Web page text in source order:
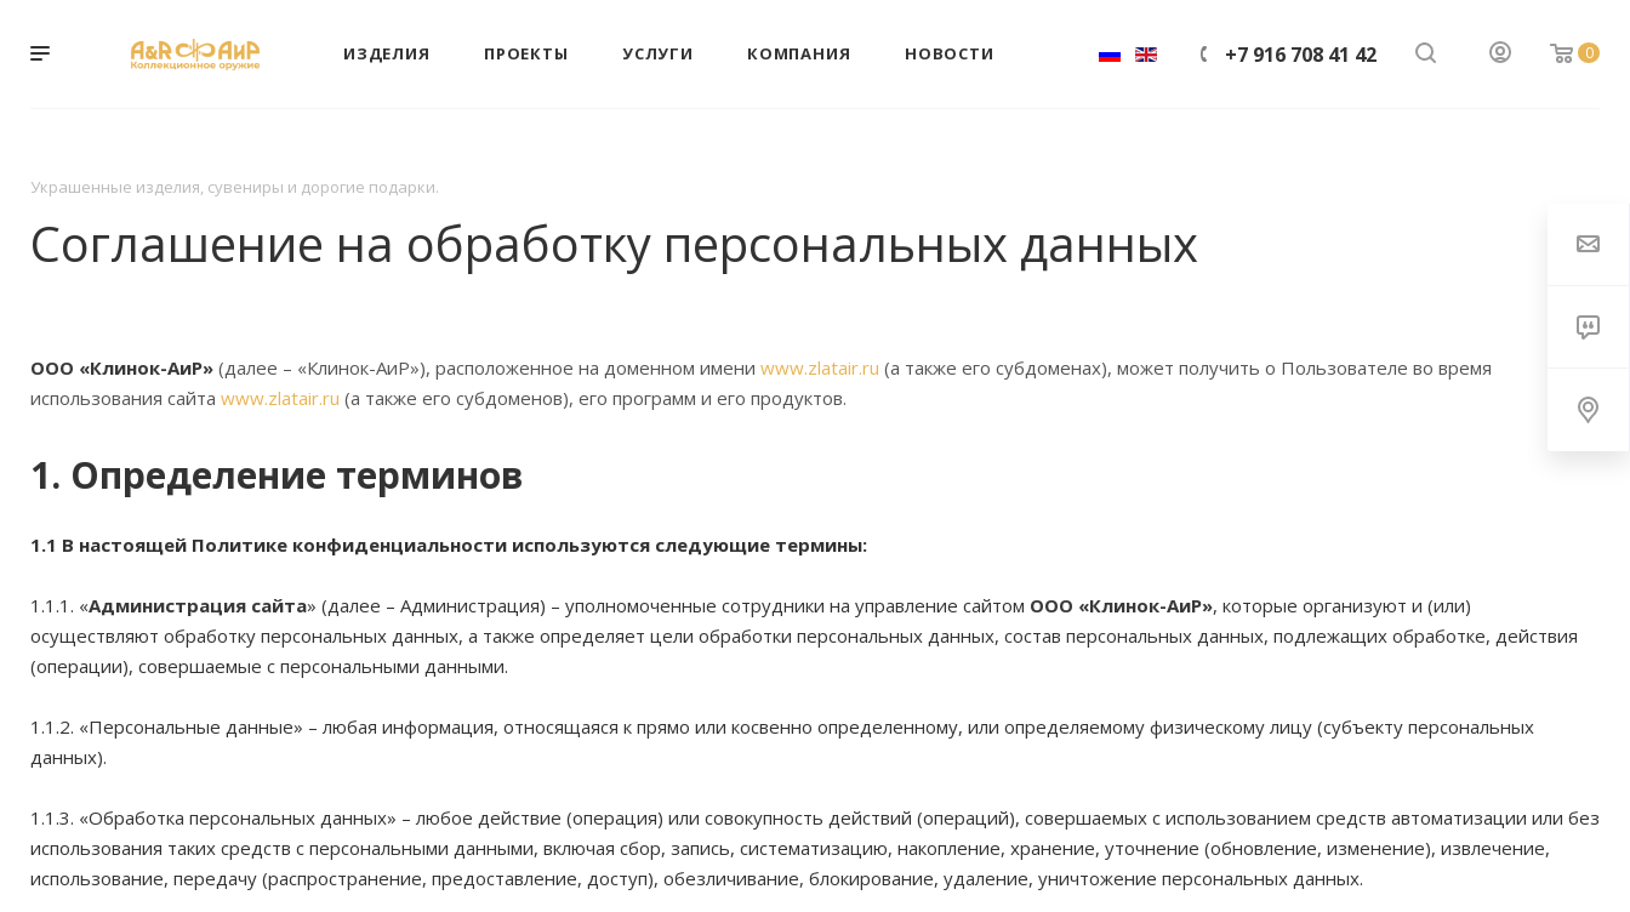
0
+7 916 708 41 42
ИЗДЕЛИЯ ПРОЕКТЫ УСЛУГИ КОМПАНИЯ НОВОСТИ
Украшенные изделия, сувениры и дорогие подарки.
Соглашение на обработку персональных данных
ООО «Клинок-АиР» (далее – «Клинок-АиР»), расположенное на доменном имени www.zlatair.ru (а также его субдоменах), может получить о Пользователе во время
использования сайта www.zlatair.ru (а также его субдоменов), его программ и его продуктов.
1. Определение терминов
1.1 В настоящей Политике конфиденциальности используются следующие термины:
1.1.1. «Администрация сайта» (далее – Администрация) – уполномоченные сотрудники на управление сайтом ООО «Клинок-АиР», которые организуют и (или)
осуществляют обработку персональных данных, а также определяет цели обработки персональных данных, состав персональных данных, подлежащих обработке, действия
(операции), совершаемые с персональными данными.
1.1.2. «Персональные данные» – любая информация, относящаяся к прямо или косвенно определенному, или определяемому физическому лицу (субъекту персональных
данных).
1.1.3. «Обработка персональных данных» – любое действие (операция) или совокупность действий (операций), совершаемых с использованием средств автоматизации или без
использования таких средств с персональными данными, включая сбор, запись, систематизацию, накопление, хранение, уточнение (обновление, изменение), извлечение,
использование, передачу (распространение, предоставление, доступ), обезличивание, блокирование, удаление, уничтожение персональных данных.